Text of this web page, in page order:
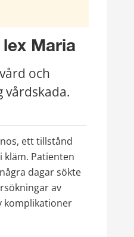
Maria
och
vårdskada.
ett tillstånd
Patienten
dagar sökte
av
komplikationer